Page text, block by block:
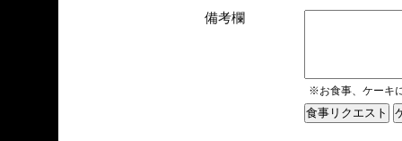
備考欄
※お食事、ケーキ